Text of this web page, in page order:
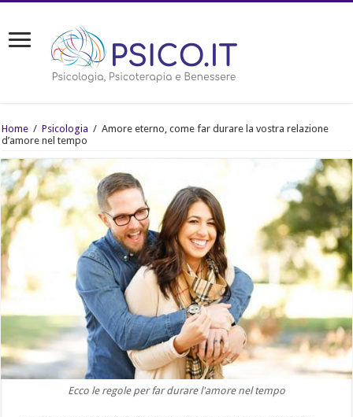
Home / Psicologia / Amore eterno, come far durare la vostra relazione
d’amore nel tempo
Ecco le regole per far durare l'amore nel tempo